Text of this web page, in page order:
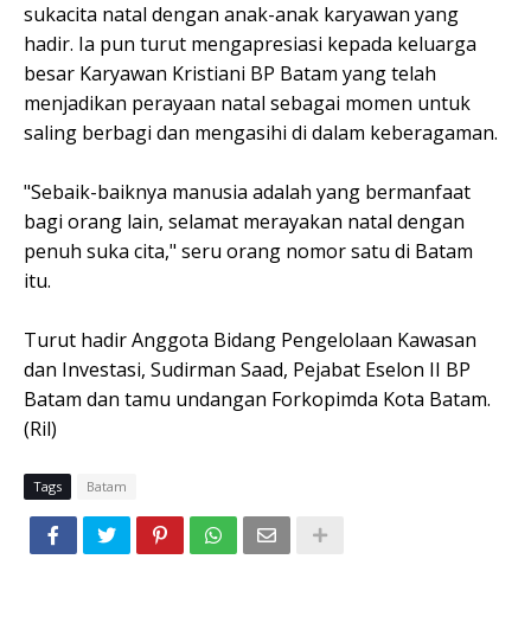
sukacita natal dengan anak-anak karyawan yang
hadir. Ia pun turut mengapresiasi kepada keluarga
besar Karyawan Kristiani BP Batam yang telah
menjadikan perayaan natal sebagai momen untuk
saling berbagi dan mengasihi di dalam keberagaman.
"Sebaik-baiknya manusia adalah yang bermanfaat
bagi orang lain, selamat merayakan natal dengan
penuh suka cita," seru orang nomor satu di Batam
itu.
Turut hadir Anggota Bidang Pengelolaan Kawasan
dan Investasi, Sudirman Saad, Pejabat Eselon II BP
Batam dan tamu undangan Forkopimda Kota Batam.
(Ril)
Tags Batam